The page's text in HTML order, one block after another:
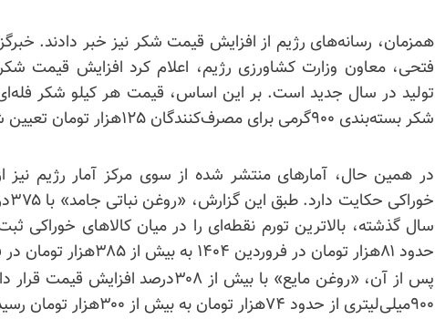
همزمان، رسانه‌های رژیم از افزایش قیمت شکر نیز خبر دادند.
فتحی، معاون وزارت کشاورزی رژیم، اعلام کرد افزایش قیمت
شکر بسته‌بندی ۹۰۰گرمی برای مصرف‌کنندگان ۱۲۵هزار تومان تعیین شده است.
در همین حال، آمارهای منتشر شده از سوی مرکز آمار رژیم
سال گذشته، بالاترین تورم نقطه‌ای را در میان کالاهای خوراکی
حدود ۸۱هزار تومان در فروردین ۱۴۰۴ به بیش از ۳۸۵هزار تومان در فروردین ۱۴۰۵ رسیده است.
پس از آن، «روغن مایع» با بیش از
۹۰۰میلی‌لیتری از حدود ۷۴هزار تومان به بیش از ۳۰۰هزار تومان رسیده است.